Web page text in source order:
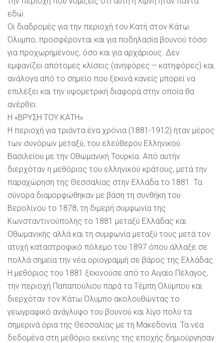
εδώ.
Οι διαδρομές για την περιοχή του Κατή στον Κάτω
Όλυμπο, προσφέρονται και για ποδηλασία βουνού τόσο
για προχωρημένους, όσο και για αρχάριους. Δεν
εμφανίζει απότομες κλίσεις (ανηφόρες – κατηφόρες) και
ανάλογα από το σημείο που ξεκινά κανείς μπορεί να
επιλέξει και την υψομετρική διαφορά στην οποία θα
ανέρθει.
Η «ΒΡΥΣΗ ΤΟΥ ΚΑΤΗ»
Η περιοχή για τριάντα ένα χρόνια (1881-1912) ήταν μέρος
των συνόρων μεταξύ, του ελεύθερου Ελληνικού
Βασιλείου με την Οθωμανική Τουρκία. Από αυτήν
διερχόταν η μεθόριος του ελληνικού κράτους, μετά την
παραχώρηση της Θεσσαλίας στην Ελλάδα το 1881. Τα
σύνορα διαμορφώθηκαν με βάση τη συνθήκη του
Βερολίνου το 1878, τη διμερή συμφωνία της
Κωνσταντινούπολης το 1881 μεταξύ Ελλάδας και
Οθωμανικής αλλά και τη συμφωνία μεταξύ τους μετά τον
ατυχή καταστροφικό πόλεμο του 1897 όπου άλλαξε σε
πολλά σημεία την νέα οριογραμμή σε βάρος της Ελλάδας.
Η μεθόριος του 1881 ξεκινούσε από το Αιγαίο Πέλαγος,
την περιοχή Παπαπούλιου παρά τα Τέμπη Ολύμπου και
διερχόταν τον Κάτω Όλυμπο ακολουθώντας το
γεωγραφικό ανάγλυφο του βουνού και λίγο πολύ τα
σημερινά όρια της Θεσσαλίας με τη Μακεδονία. Τα νέα
δεδομένα στη μεθόριο εκείνης της εποχής δημιούργησαν